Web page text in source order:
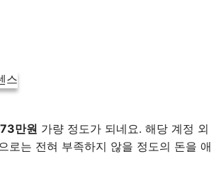
만원 가량 정도가 되네요. 해당 계정 외
로는 전혀 부족하지 않을 정도의 돈을 애